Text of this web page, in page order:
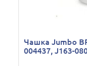
Чашка Jumbo
004437, J163-